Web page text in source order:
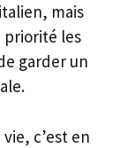
mais
priorité les
garder un
c’est en